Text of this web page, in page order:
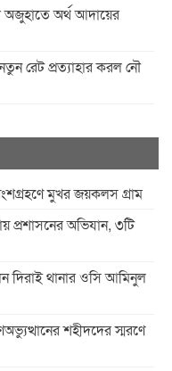
অজুহাতে অর্থ আদায়ের
রেট প্রত্যাহার করল নৌ
মুখর জয়কলস গ্রাম
প্রশাসনের অভিযান, ৩টি
দিরাই থানার ওসি আমিনুল
শহীদদের স্মরণে